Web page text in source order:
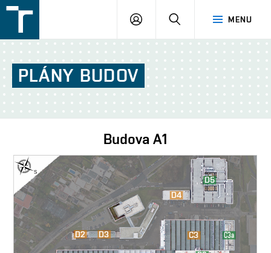
v
Brně
MENU
PŘIHLÁŠENÍ
PLÁNY BUDOV
Budova A1